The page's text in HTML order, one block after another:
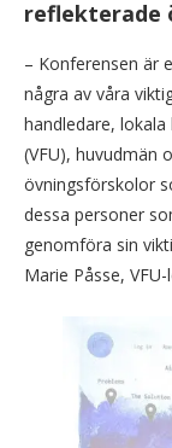
reflekterade
– Konferensen är
några av våra
handledare,
(VFU), huvudmän
övningsförskolor
dessa personer
genomföra sin
Marie Påsse,